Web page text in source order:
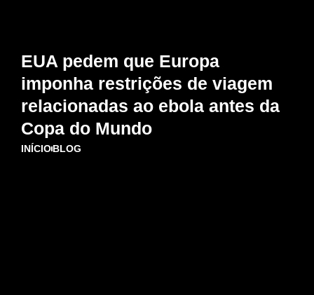
EUA pedem que Europa
imponha restrições de viagem
relacionadas ao ebola antes da
Copa do Mundo
INÍCIOBLOG